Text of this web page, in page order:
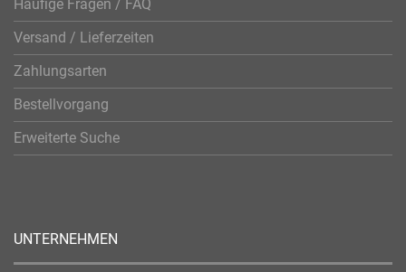
Häufige Fragen / FAQ
Versand / Lieferzeiten
Zahlungsarten
Bestellvorgang
Erweiterte Suche
UNTERNEHMEN